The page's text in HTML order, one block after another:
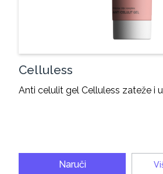
Celluless
Anti celulit gel Celluless zateže i
Naruči